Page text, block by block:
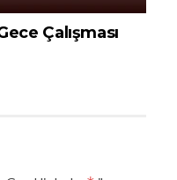
Çalışması